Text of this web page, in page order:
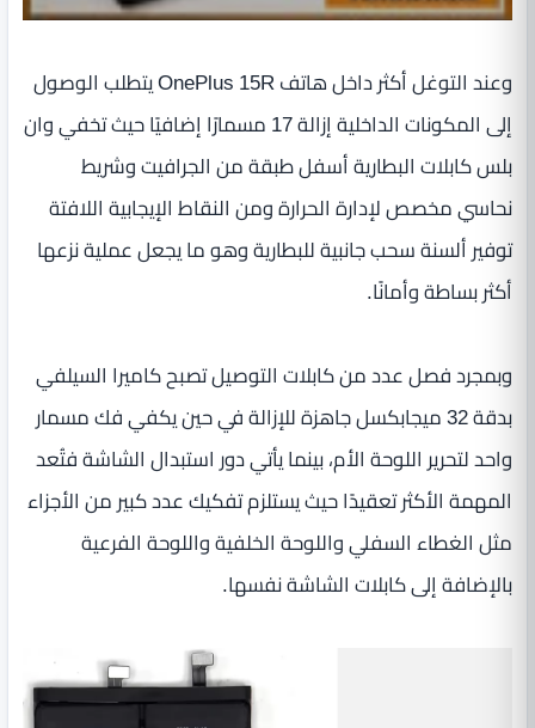
وعند التوغل أكثر داخل هاتف OnePlus 15R يتطلب الوصول
إلى المكونات الداخلية إزالة 17 مسمارًا إضافيًا حيث تخفي وان
بلس كابلات البطارية أسفل طبقة من الجرافيت وشريط
نحاسي مخصص لإدارة الحرارة ومن النقاط الإيجابية اللافتة
توفير ألسنة سحب جانبية للبطارية وهو ما يجعل عملية نزعها
أكثر بساطة وأمانًا.
وبمجرد فصل عدد من كابلات التوصيل تصبح كاميرا السيلفي
بدقة 32 ميجابكسل جاهزة للإزالة في حين يكفي فك مسمار
واحد لتحرير اللوحة الأم، بينما يأتي دور استبدال الشاشة فتُعد
المهمة الأكثر تعقيدًا حيث يستلزم تفكيك عدد كبير من الأجزاء
مثل الغطاء السفلي واللوحة الخلفية واللوحة الفرعية
بالإضافة إلى كابلات الشاشة نفسها.